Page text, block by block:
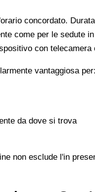
concordato.
come per le sedute
con
vantaggiosa per:
da dove si trova
non esclude l'in